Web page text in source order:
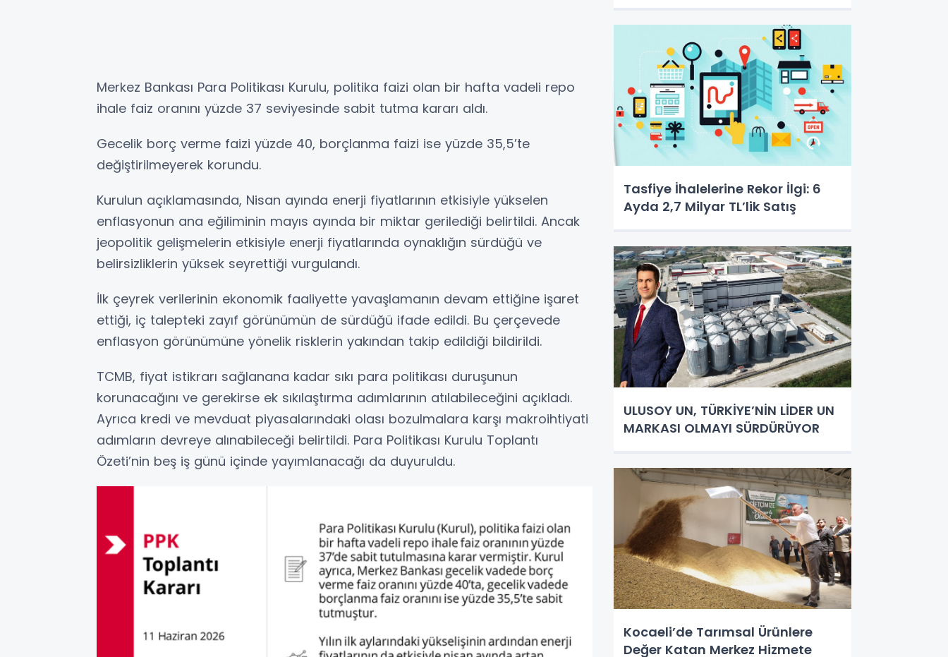
Merkez Bankası Para Politikası Kurulu, politika faizi olan bir hafta vadeli repo
ihale faiz oranını yüzde 37 seviyesinde sabit tutma kararı aldı.
Gecelik borç verme faizi yüzde 40, borçlanma faizi ise yüzde 35,5’te
değiştirilmeyerek korundu.
Kurulun açıklamasında, Nisan ayında enerji fiyatlarının etkisiyle yükselen
enflasyonun ana eğiliminin mayıs ayında bir miktar gerilediği belirtildi. Ancak
jeopolitik gelişmelerin etkisiyle enerji fiyatlarında oynaklığın sürdüğü ve
belirsizliklerin yüksek seyrettiği vurgulandı.
İlk çeyrek verilerinin ekonomik faaliyette yavaşlamanın devam ettiğine işaret
ettiği, iç talepteki zayıf görünümün de sürdüğü ifade edildi. Bu çerçevede
enflasyon görünümüne yönelik risklerin yakından takip edildiği bildirildi.
TCMB, fiyat istikrarı sağlanana kadar sıkı para politikası duruşunun
korunacağını ve gerekirse ek sıkılaştırma adımlarının atılabileceğini açıkladı.
Ayrıca kredi ve mevduat piyasalarındaki olası bozulmalara karşı makroihtiyati
adımların devreye alınabileceği belirtildi. Para Politikası Kurulu Toplantı
Özeti’nin beş iş günü içinde yayımlanacağı da duyuruldu.
Tasfiye İhalelerine Rekor İlgi: 6
Ayda 2,7 Milyar TL’lik Satış
ULUSOY UN, TÜRKİYE’NİN LİDER UN
MARKASI OLMAYI SÜRDÜRÜYOR
Kocaeli’de Tarımsal Ürünlere
Değer Katan Merkez Hizmete